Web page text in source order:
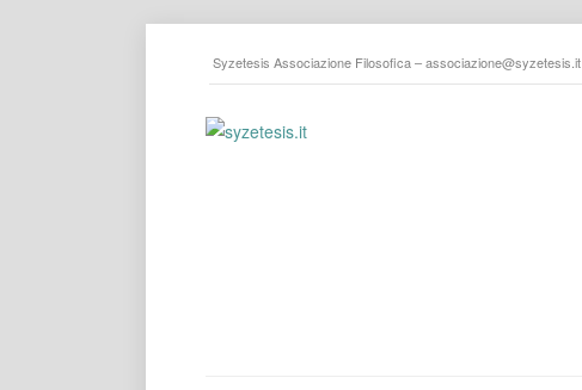
Syzetesis Associazione Filosofica –associazione@syzetesis.it